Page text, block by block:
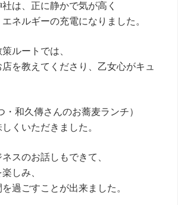
は、正に静かで気が高く
ネルギーの充電になりました。
ルートでは、
を教えてくださり、乙女心がキュ
・和久傳さんのお蕎麦ランチ）
くいただきました。
スのお話しもできて、
しみ、
過ごすことが出来ました。